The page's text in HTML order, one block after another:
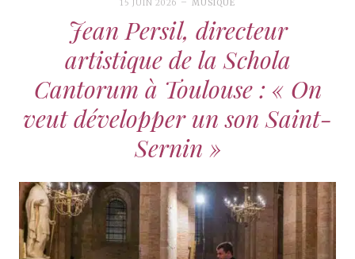
15 JUIN 2026 MUSIQUE
Jean Persil, directeur
artistique de la Schola
Cantorum à Toulouse : « On
veut développer un son Saint-
Sernin »